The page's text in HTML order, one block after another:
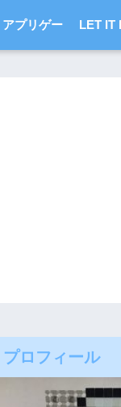
アプリゲー LET IT
プロフィール